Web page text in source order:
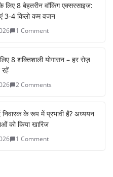
8 बेहतरीन वॉकिंग एक्सरसाइज:
3-4 किलो कम वजन
1 Comment
8 शक्तिशाली योगासन – हर रोज़
2 Comments
निवारक के रूप में प्रभावी है? अध्ययन
को किया खारिज
1 Comment